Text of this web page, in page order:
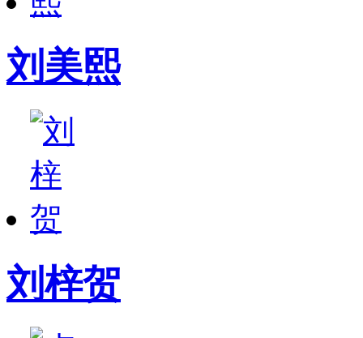
刘美熙
刘梓贺